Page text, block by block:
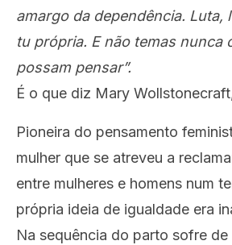
amargo da dependência. Luta,
tu própria. E não temas nunca
possam pensar”.
É o que diz Mary
Pioneira do pensamento
mulher que se atreveu a
entre mulheres e homens num
própria ideia de igualdade era
Na sequência do parto sofre de